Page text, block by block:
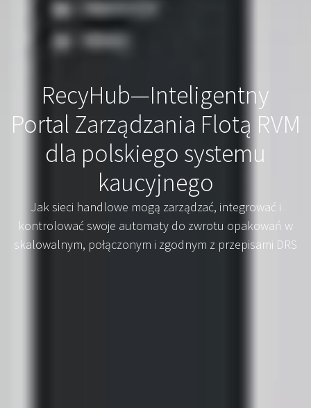
RecyHub—Inteligentny
Portal Zarządzania Flotą RVM
dla polskiego systemu
kaucyjnego
Jak sieci handlowe mogą zarządzać, integrować i
kontrolować swoje automaty do zwrotu opakowań w
skalowalnym, połączonym i zgodnym z przepisami DRS